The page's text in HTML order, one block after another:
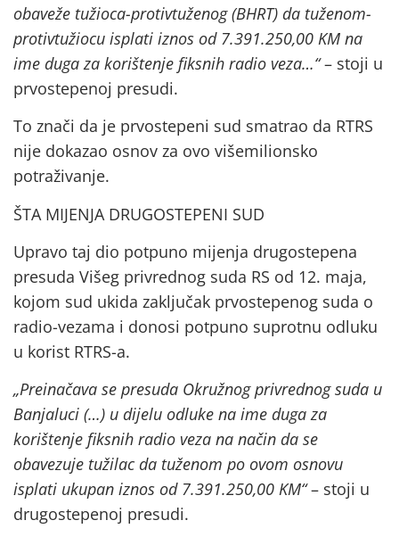
obaveže tužioca-protivtuženog (BHRT) da tuženom-
protivtužiocu isplati iznos od 7.391.250,00 KM na
ime duga za korištenje fiksnih radio veza…“– stoji u
prvostepenoj presudi.
To znači da je prvostepeni sud smatrao da RTRS
nije dokazao osnov za ovo višemilionsko
potraživanje.
ŠTA MIJENJA DRUGOSTEPENI SUD
Upravo taj dio potpuno mijenja drugostepena
presuda Višeg privrednog suda RS od 12. maja,
kojom sud ukida zaključak prvostepenog suda o
radio-vezama i donosi potpuno suprotnu odluku
u korist RTRS-a.
„Preinačava se presuda Okružnog privrednog suda u
Banjaluci (…) u dijelu odluke na ime duga za
korištenje fiksnih radio veza na način da se
obavezuje tužilac da tuženom po ovom osnovu
isplati ukupan iznos od 7.391.250,00 KM“– stoji u
drugostepenoj presudi.